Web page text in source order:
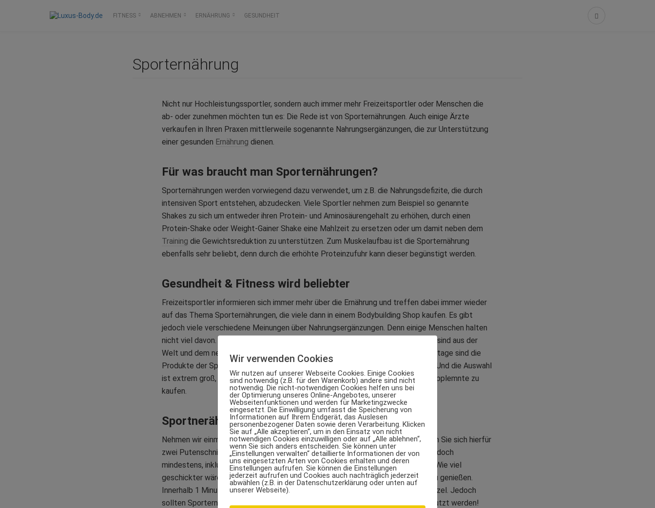
FITNESS ABNEHMEN ERNÄHRUNG GESUNDHEIT
Sporternährung
Nicht nur Hochleistungssportler, sondern auch immer mehr Freizeitsportler oder Menschen die
ab- oder zunehmen möchten tun es: Die Rede ist von Sporternährungen. Auch einige Ärzte
verkaufen in Ihren Praxen mittlerweile sogenannte Nahrungsergänzungen, die zur Unterstützung
einer gesunden Ernährung dienen.
Für was braucht man Sporternährungen?
Sporternährungen werden vorwiegend dazu verwendet, um z.B. die Nahrungsdefizite, die durch
intensiven Sport entstehen, abzudecken. Viele Sportler nehmen zum Beispiel so genannte
Shakes zu sich um entweder ihren Protein- und Aminosäurengehalt zu erhöhen, durch einen
Protein-Shake oder Weight-Gainer Shake eine Mahlzeit zu ersetzen oder um damit neben dem
Training die Gewichtsreduktion zu unterstützen. Zum Muskelaufbau ist die Sporternährung
ebenfalls sehr beliebt, denn durch die erhöhte Proteinzufuhr kann dieser begünstigt werden.
Gesundheit & Fitness wird beliebter
Freizeitsportler informieren sich immer mehr über die Ernährung und treffen dabei immer wieder
auf das Thema Sporternährungen, die viele dann in einem Bodybuilding Shop kaufen. Es gibt
jedoch viele verschiedene Meinungen über Nahrungsergänzungen. Denn einige Menschen halten
nicht viel davon. Eines steht jedoch fest: Sporternähungen / Nahrungsergänzung sind aus der
Welt und dem neu entbrannten Fitness-Trend nicht mehr weg zu denken. Heutzutage sind die
Produkte der Sportlernahrung bereits in vielen großen Einkaufsketten erhältlich. Und die Auswahl
ist extrem groß, daher ist es aber gerade für Anfänger schwierig, die richtigen Supplemnte zu
kaufen.
Sportnerähungen anhand eines Beispiels
Nehmen wir einmal an Sie möchten 30g Protein zu sich nehmen. Entweder kaufen Sie sich hierfür
zwei Putenschnitzel, braten diese und essen sie dann. Diese Variante benötigt jedoch
mindestens, inklusive Einkauf und Zubereitung, eine Stunde Zeit und einige Euro. Wie viel
geschickter wäre es da, einen Protein Shake zu nehmen, kurz zu schütteln und zu genießen.
Innerhalb 1 Minute ist dieser zubereitet und kostengünstiger als die Putenschnitzel. Jedoch
sollten Sporternährungen nur zur Ergänzung und nicht für ein Mahlzeitersatz genutzt werden!
Wir verwenden Cookies
Wir nutzen auf unserer Webseite Cookies. Einige Cookies
sind notwendig (z.B. für den Warenkorb) andere sind nicht
notwendig. Die nicht-notwendigen Cookies helfen uns bei
der Optimierung unseres Online-Angebotes, unserer
Webseitenfunktionen und werden für Marketingzwecke
eingesetzt. Die Einwilligung umfasst die Speicherung von
Informationen auf Ihrem Endgerät, das Auslesen
personenbezogener Daten sowie deren Verarbeitung. Klicken
Sie auf „Alle akzeptieren“, um in den Einsatz von nicht
notwendigen Cookies einzuwilligen oder auf „Alle ablehnen“,
wenn Sie sich anders entscheiden. Sie können unter
„Einstellungen verwalten“ detaillierte Informationen der von
uns eingesetzten Arten von Cookies erhalten und deren
Einstellungen aufrufen. Sie können die Einstellungen
jederzeit aufrufen und Cookies auch nachträglich jederzeit
abwählen (z.B. in der Datenschutzerklärung oder unten auf
unserer Webseite).